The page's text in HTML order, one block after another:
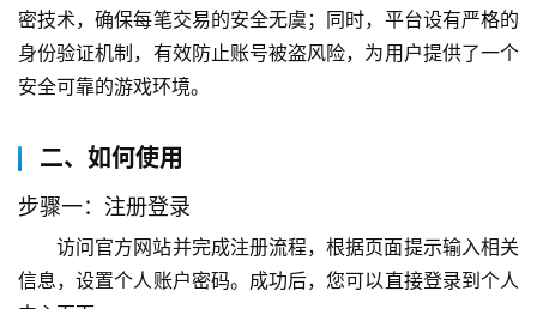
密技术，确保每笔交易的安全无虞；同时，平台设有严格的
身份验证机制，有效防止账号被盗风险，为用户提供了一个
安全可靠的游戏环境。
二、如何使用
步骤一：注册登录
访问官方网站并完成注册流程，根据页面提示输入相关
信息，设置个人账户密码。成功后，您可以直接登录到个人